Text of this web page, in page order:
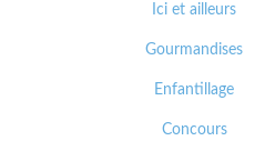
Ici et ailleurs
Gourmandises
Enfantillage
Concours